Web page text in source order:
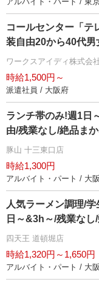
コールセンター「テ
装自由20から40代
ワークスアイディ株式会
時給1,500円～
派遣社員 / 大阪府
ランチ帯のみ!週1日
由/残業なし/絶品ま
豚山 十三東口店
時給1,300円
アルバイト・パート / 大
人気ラーメン調理/
日～&3h～/残業なし
四天王 道頓堀店
時給1,320円～1,650円
アルバイト・パート / 大